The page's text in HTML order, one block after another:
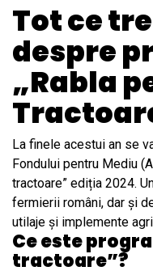
Tot ce
despre
„Rabla
La finele acestui an se
Fondului pentru Mediu
tractoare” ediția 2024.
fermierii români, dar și
utilaje și implemente
Ce este
tractoare”?